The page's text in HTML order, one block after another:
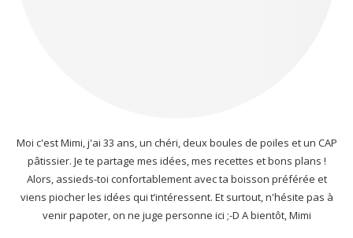
Moi c'est Mimi, j'ai 33 ans, un chéri, deux boules de poiles et un CAP
pâtissier. Je te partage mes idées, mes recettes et bons plans !
Alors, assieds-toi confortablement avec ta boisson préférée et
viens piocher les idées qui t’intéressent. Et surtout, n'hésite pas à
venir papoter, on ne juge personne ici ;-D A bientôt, Mimi